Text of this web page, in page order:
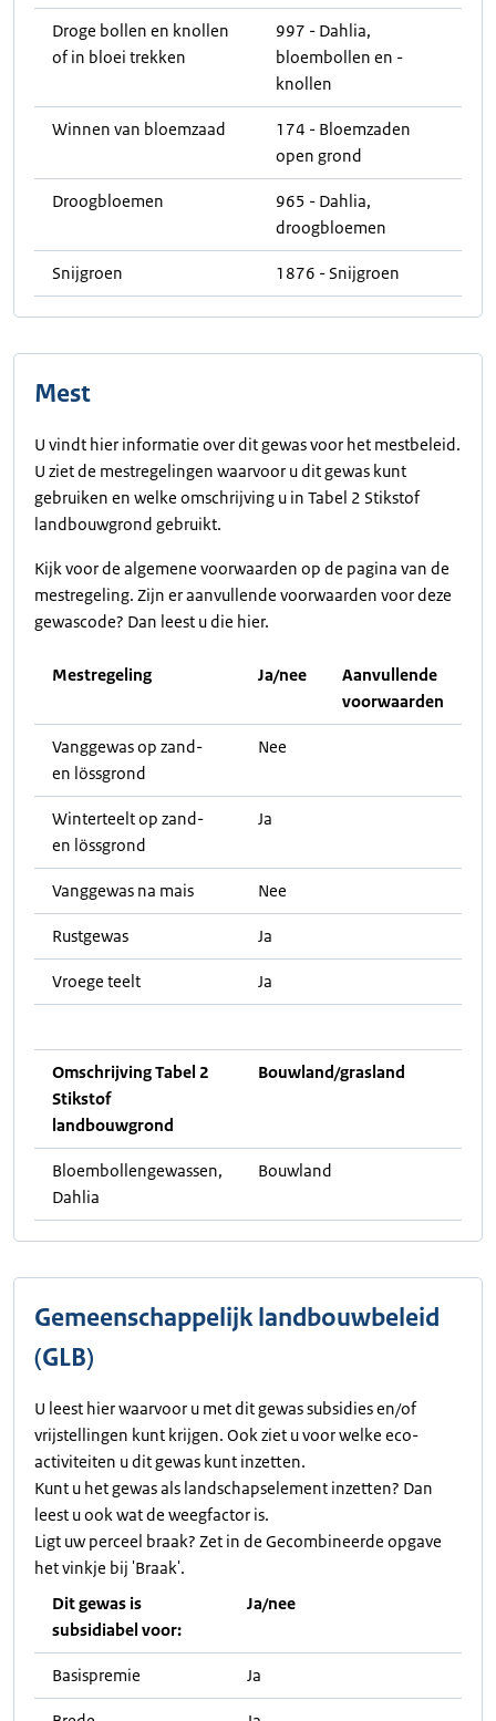
Droge bollen en knollen
of in bloei trekken
997 - Dahlia,
bloembollen en -
knollen
Winnen van bloemzaad
174 - Bloemzaden
open grond
Droogbloemen
965 - Dahlia,
droogbloemen
Snijgroen 1876 - Snijgroen
Mest
U vindt hier informatie over dit gewas voor het mestbeleid.
U ziet de mestregelingen waarvoor u dit gewas kunt
gebruiken en welke omschrijving u in Tabel 2 Stikstof
landbouwgrond gebruikt.
Kijk voor de algemene voorwaarden op de pagina van de
mestregeling. Zijn er aanvullende voorwaarden voor deze
gewascode? Dan leest u die hier.
Mestregeling Ja/nee
Aanvullende
voorwaarden
Vanggewas op zand-
en lössgrond
Nee
Winterteelt op zand-
en lössgrond
Ja
Vanggewas na mais Nee
Rustgewas Ja
Vroege teelt Ja
Omschrijving Tabel 2
Stikstof
landbouwgrond
Bouwland/grasland
Bloembollengewassen,
Dahlia
Bouwland
Gemeenschappelijk landbouwbeleid
(GLB)
U leest hier waarvoor u met dit gewas subsidies en/of
vrijstellingen kunt krijgen. Ook ziet u voor welke eco-
activiteiten u dit gewas kunt inzetten.
Kunt u het gewas als landschapselement inzetten? Dan
leest u ook wat de weegfactor is.
Ligt uw perceel braak? Zet in de Gecombineerde opgave
het vinkje bij 'Braak'.
Dit gewas is
subsidiabel voor:
Ja/nee
Basispremie Ja